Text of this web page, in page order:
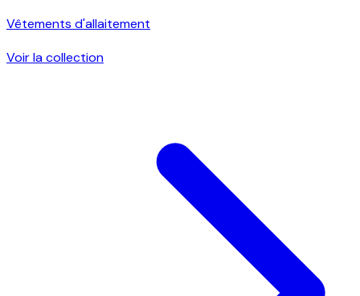
Vêtements d'allaitement
Voir la collection